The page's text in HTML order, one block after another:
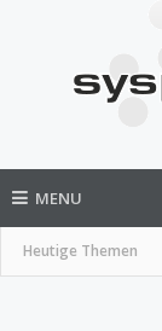
MENU
Heutige Themen